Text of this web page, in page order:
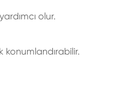
olur.
konumlandırabilir.